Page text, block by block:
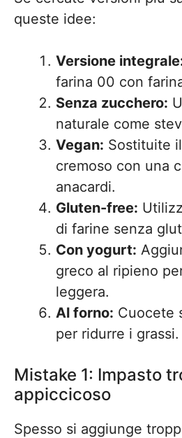
queste idee:
Versione
farina 00 con
Senza zucchero:
naturale come
Vegan: Sostituite
cremoso con una
anacardi.
Gluten-free:
di farine senza
Con yogurt:
greco al ripieno
leggera.
Al forno: Cuocete
per ridurre i grassi.
Mistake 1: Impasto
appiccicoso
Spesso si aggiunge